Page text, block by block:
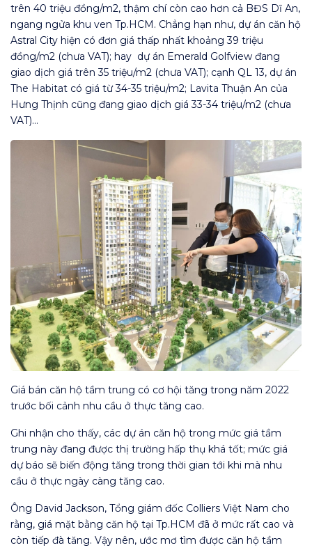
trên 40 triệu đồng/m2, thậm chí còn cao hơn cả BĐS Dĩ An,
ngang ngửa khu ven Tp.HCM. Chẳng hạn như, dự án căn hộ
Astral City hiện có đơn giá thấp nhất khoảng 39 triệu
đồng/m2 (chưa VAT); hay dự án Emerald Golfview đang
giao dịch giá trên 35 triệu/m2 (chưa VAT); cạnh QL 13, dự án
The Habitat có giá từ 34-35 triệu/m2; Lavita Thuận An của
Hưng Thịnh cũng đang giao dịch giá 33-34 triệu/m2 (chưa
VAT)…
Giá bán căn hộ tầm trung có cơ hội tăng trong năm 2022
trước bối cảnh nhu cầu ở thực tăng cao.
Ghi nhận cho thấy, các dự án căn hộ trong mức giá tầm
trung này đang được thị trường hấp thụ khá tốt; mức giá
dự báo sẽ biến động tăng trong thời gian tới khi mà nhu
cầu ở thực ngày càng tăng cao.
Ông David Jackson, Tổng giám đốc Colliers Việt Nam cho
rằng, giá mặt bằng căn hộ tại Tp.HCM đã ở mức rất cao và
còn tiếp đà tăng. Vậy nên, ước mơ tìm được căn hộ tầm